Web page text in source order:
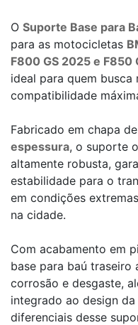
O Suporte Base para
para as motocicletas
F800 GS 2025 e F850
ideal para quem
compatibilidade
Fabricado em chapa de
espessura, o suporte
altamente robusta,
estabilidade para o
em condições
na cidade.
Com acabamento em
base para baú
corrosão e desgaste,
integrado ao design da
diferenciais desse